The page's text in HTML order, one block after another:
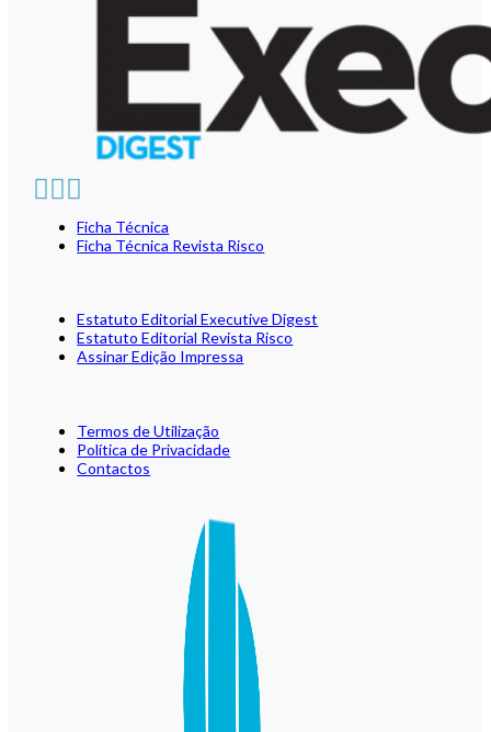
Ficha Técnica
Ficha Técnica Revista Risco
Estatuto Editorial Executive Digest
Estatuto Editorial Revista Risco
Assinar Edição Impressa
Termos de Utilização
Política de Privacidade
Contactos